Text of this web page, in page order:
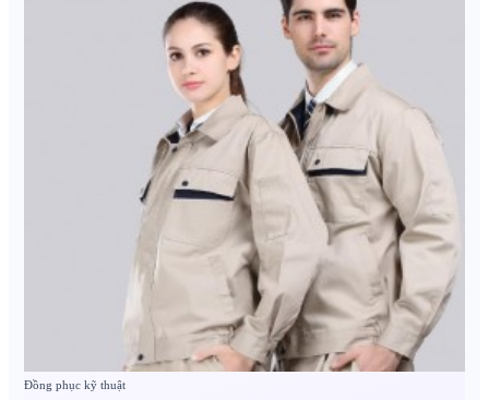
Đồng phục kỹ thuật